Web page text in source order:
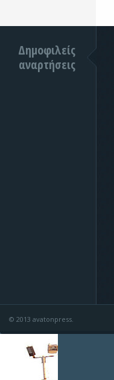
Δημοφιλείς
αναρτήσεις
© 2013 avatonpress.